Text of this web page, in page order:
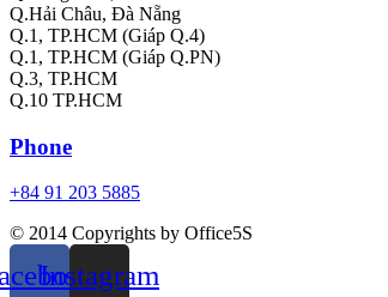
Q.Hải Châu, Đà Nẵng
Q.1, TP.HCM (Giáp Q.4)
Q.1, TP.HCM (Giáp Q.PN)
Q.3, TP.HCM
Q.10 TP.HCM
Phone
+84 91 203 5885
© 2014 Copyrights by Office5S
Instagram